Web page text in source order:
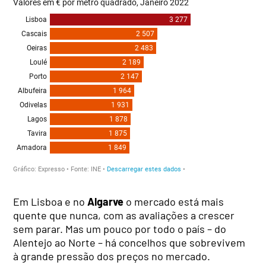
Em Lisboa e noAlgarve o mercado está mais
quente que nunca, com as avaliações a crescer
sem parar. Mas um pouco por todo o país – do
Alentejo ao Norte – há concelhos que sobrevivem
à grande pressão dos preços no mercado.